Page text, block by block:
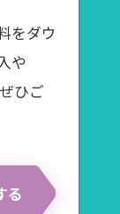
をダウ
や
ひご
る